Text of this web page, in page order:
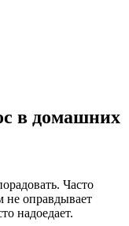
в домашних
Часто
не оправдывает
надоедает.